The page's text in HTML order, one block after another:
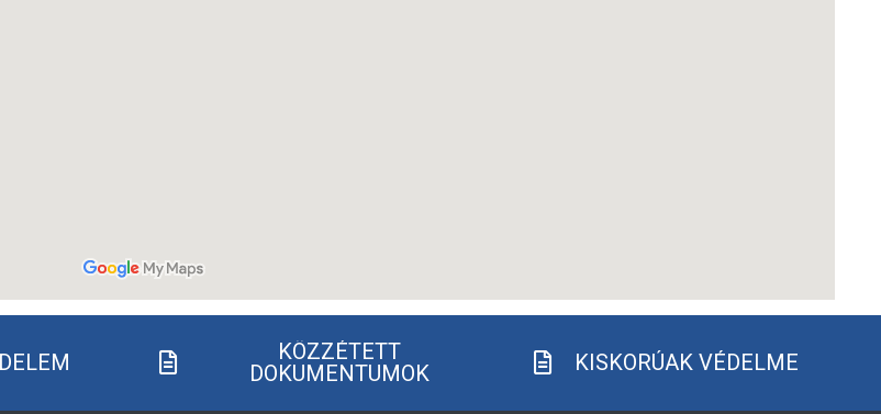
KÖZZÉTETT
DOKUMENTUMOK
KISKORÚAK VÉDELME